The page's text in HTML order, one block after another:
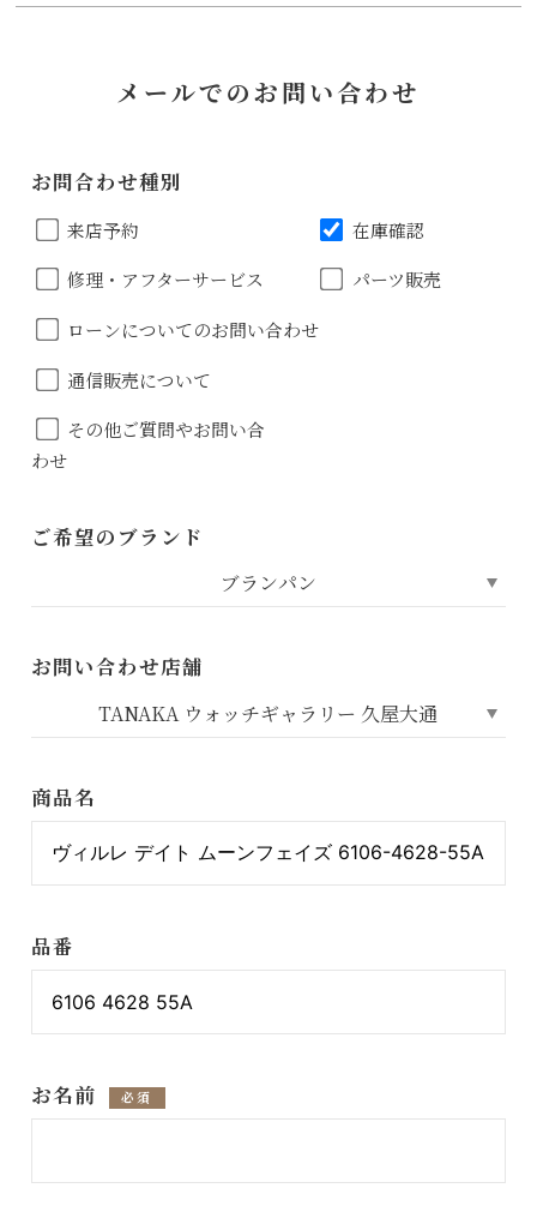
メールでのお問い合わせ
お問合わせ種別
来店予約
在庫確認
修理・アフターサービス
パーツ販売
ローンについてのお問い合わせ
通信販売について
その他ご質問やお問い合
わせ
ご希望のブランド
お問い合わせ店舗
商品名
品番
お名前 必須